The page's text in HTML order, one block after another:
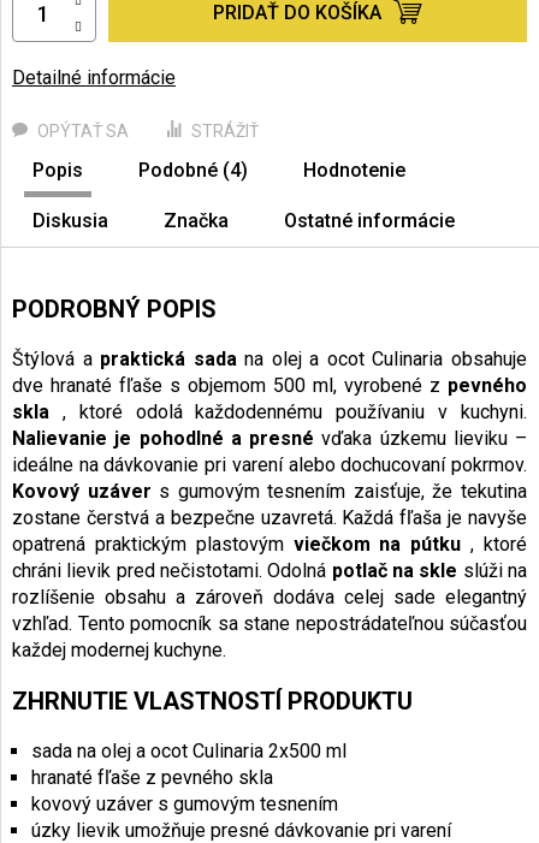
PRIDAŤ DO KOŠÍKA
Detailné informácie
OPÝTAŤ SA STRÁŽIŤ
Popis Podobné (4) Hodnotenie
Diskusia Značka Ostatné informácie
PODROBNÝ POPIS
Štýlová a praktická sada na olej a ocot Culinaria obsahuje
dve hranaté fľaše s objemom 500 ml, vyrobené z pevného
skla , ktoré odolá každodennému používaniu v kuchyni.
Nalievanie je pohodlné a presné vďaka úzkemu lieviku –
ideálne na dávkovanie pri varení alebo dochucovaní pokrmov.
Kovový uzáver s gumovým tesnením zaisťuje, že tekutina
zostane čerstvá a bezpečne uzavretá. Každá fľaša je navyše
opatrená praktickým plastovým viečkom na pútku , ktoré
chráni lievik pred nečistotami. Odolná potlač na skle slúži na
rozlíšenie obsahu a zároveň dodáva celej sade elegantný
vzhľad. Tento pomocník sa stane nepostrádateľnou súčasťou
každej modernej kuchyne.
ZHRNUTIE VLASTNOSTÍ PRODUKTU
sada na olej a ocot Culinaria 2x500 ml
hranaté fľaše z pevného skla
kovový uzáver s gumovým tesnením
úzky lievik umožňuje presné dávkovanie pri varení